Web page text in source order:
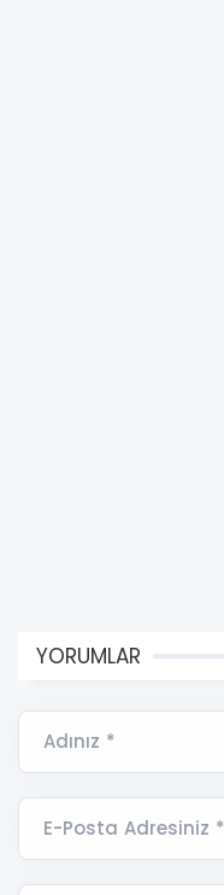
YORUMLAR
Adınız *
E-Posta Adresiniz *